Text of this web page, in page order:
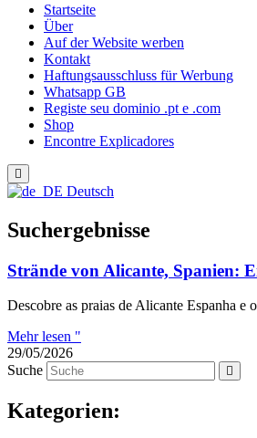
Startseite
Über
Auf der Website werben
Kontakt
Haftungsausschluss für Werbung
Whatsapp GB
Registe seu dominio .pt e .com
Shop
Encontre Explicadores
Deutsch
Suchergebnisse
Strände von Alicante, Spanien:
Descobre as praias de Alicante Espanha e
Mehr lesen "
29/05/2026
Suche
Kategorien: